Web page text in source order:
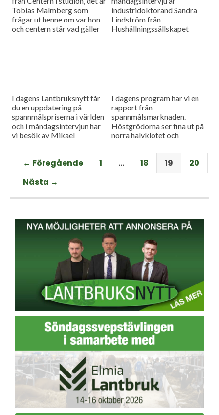
Tobias Malmberg som
frågar ut henne om var hon
och centern står vad gäller
industridoktorand Sandra
Lindström från
Hushållningssällskapet
I dagens Lantbruksnytt får
du en uppdatering på
spannmålspriserna i världen
och i måndagsintervjun har
vi besök av Mikael
Lantmännen.
I dagens program har vi en
rapport från
spannmålsmarknaden.
Höstgrödorna ser fina ut på
norra halvklotet och
Gäst i vår måndagsintervju
är Torbjörn Lithell från HK
Scan som berättar om
slakteribranchens
utmaningar framöver.
← Föregående 1 … 18 19
20
Nästa →